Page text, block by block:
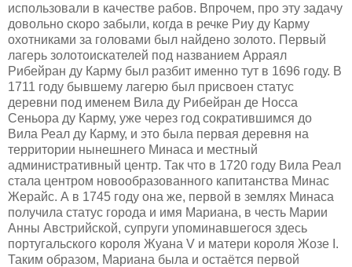
использовали в качестве рабов. Впрочем, про эту задачу
довольно скоро забыли, когда в речке Риу ду Карму
охотниками за головами был найдено золото. Первый
лагерь золотоискателей под названием Арраял
Рибейран ду Карму был разбит именно тут в 1696 году. В
1711 году бывшему лагерю был присвоен статус
деревни под именем Вила ду Рибейран де Носса
Сеньора ду Карму, уже через год сократившимся до
Вила Реал ду Карму, и это была первая деревня на
территории нынешнего Минаса и местный
административный центр. Так что в 1720 году Вила Реал
стала центром новообразованного капитанства Минас
Жерайс. А в 1745 году она же, первой в землях Минаса
получила статус города и имя Мариана, в честь Марии
Анны Австрийской, супруги упоминавшегося здесь
португальского короля Жуана V и матери короля Жозе I.
Таким образом, Мариана была и остаётся первой